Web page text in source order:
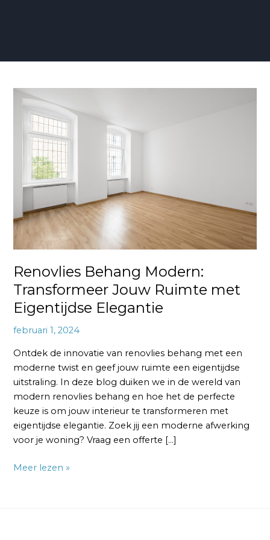
Renovlies Behang Modern:
Transformeer Jouw Ruimte met
Eigentijdse Elegantie
februari 1, 2024
Ontdek de innovatie van renovlies behang met een
moderne twist en geef jouw ruimte een eigentijdse
uitstraling. In deze blog duiken we in de wereld van
modern renovlies behang en hoe het de perfecte
keuze is om jouw interieur te transformeren met
eigentijdse elegantie. Zoek jij een moderne afwerking
voor je woning? Vraag een offerte […]
Renovlies
Modern:
Transformeer
Jouw
Ruimte
met
Elegantie
Meer lezen »